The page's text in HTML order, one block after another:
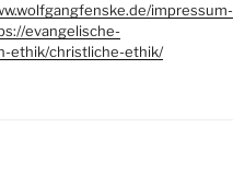
impressum-
evangelische-
ethik/christliche-ethik/